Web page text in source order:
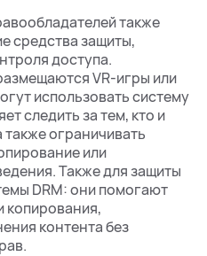
также
средства защиты,
доступа.
VR-игры или
использовать систему
следить за тем, кто и
также ограничивать
или
Также для защиты
DRM: они помогают
копирования,
контента без